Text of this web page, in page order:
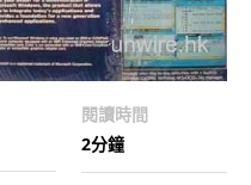
閱讀時間
2分鐘